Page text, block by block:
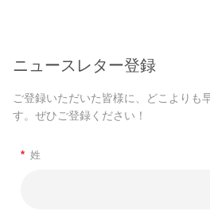
ニュースレター登録
ご登録いただいた皆様に、どこよりも
す。ぜひご登録ください！
* 姓